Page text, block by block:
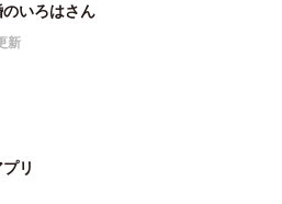
のいろはさん
新
リ